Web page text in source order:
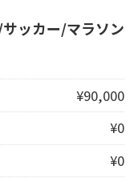
ッカー/マラソン
¥90,000
¥0
¥0